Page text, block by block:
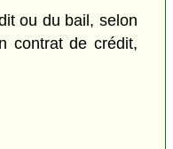
ou du bail, selon
contrat de crédit,